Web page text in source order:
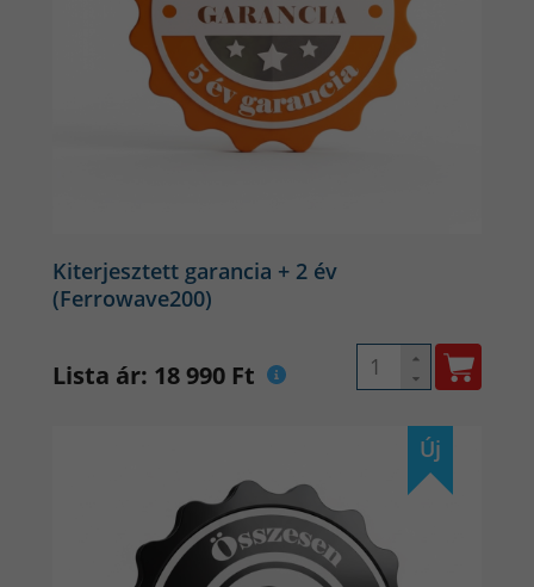
Kiterjesztett garancia + 2 év
(Ferrowave200)
Lista ár: 18 990 Ft
Új